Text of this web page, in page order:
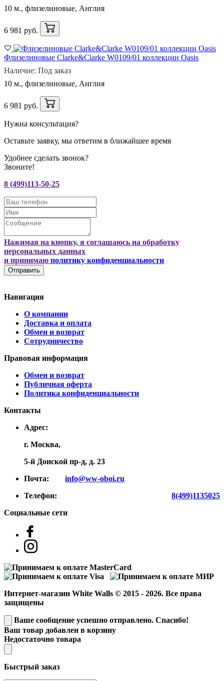
10 м., флизелиновые, Англия
6 981 руб.
Флизелиновые Clarke&Clarke W0109/01 коллекции Oasis
Наличие: Под заказ
10 м., флизелиновые, Англия
6 981 руб.
Нужна консультация?
Оставьте заявку, мы ответим в ближайшее время
Удобнее сделать звонок?
Звоните!
8 (499)113-50-25
Нажимая на кнопку, я соглашаюсь на обработку
персональных данных
и принимаю политику конфиденциальности
Отправить
Навигация
О компании
Доставка и оплата
Обмен и возврат
Сотрудничество
Правовая информация
Обмен и возврат
Публичная оферта
Политика конфиденциальности
Контакты
Адрес:
г. Москва,
5-й Донской пр-д, д. 23
Почта: info@ww-oboi.ru
Телефон:
8(499)1135025
Социальные сети
Интернет-магазин White Walls © 2015 - 2026. Все права
защищены
Ваше сообщение успешно отправлено. Спасибо!
Ваш товар добавлен в корзину
Недостаточно товара
Быстрый заказ